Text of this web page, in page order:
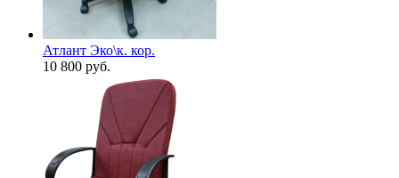
Атлант Эко\к. кор.
10 800 руб.